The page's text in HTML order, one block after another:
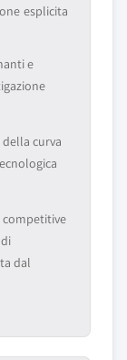
esplicita
e
curva
dal